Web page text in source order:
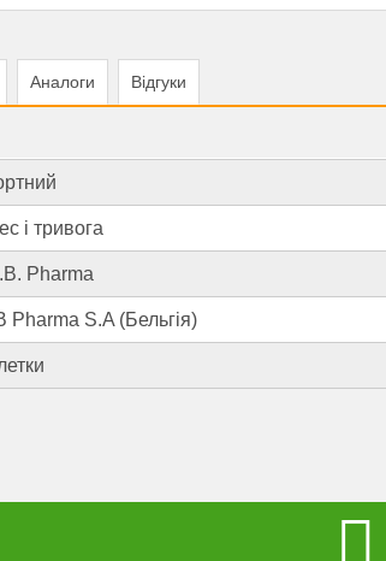
Аналоги Відгуки
і тривога
Pharma
Pharma S.A (Бельгія)